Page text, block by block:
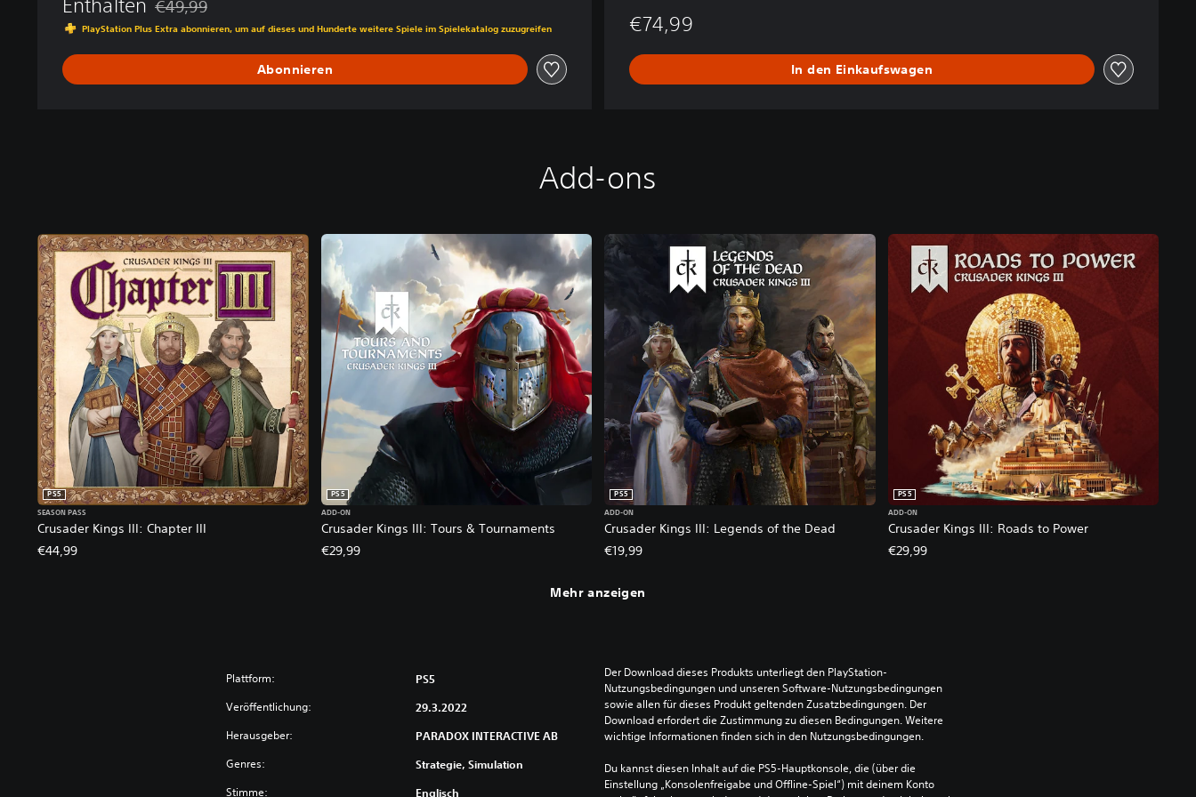
Enthalten Preisnachlass gegenüber dem Originalpreis von €49,99
€49,99
PlayStation Plus Extra abonnieren, um auf dieses und Hunderte weitere Spiele im Spielekatalog zuzugreifen
Abonnieren
€74,99
In den Einkaufswagen
Add-ons
Crusader Kings III: Chapter III
PS5
SEASON PASS
€44,99
Crusader Kings III: Tours & Tournaments
PS5
ADD-ON
€29,99
Crusader Kings III: Legends of the Dead
PS5
ADD-ON
€19,99
Crusader Kings III: Roads to Power
PS5
ADD-ON
€29,99
Mehr anzeigen
Plattform: PS5
Veröffentlichung: 29.3.2022
Herausgeber: PARADOX INTERACTIVE AB
Genres: Strategie, Simulation
Stimme: Englisch
Der Download dieses Produkts unterliegt den PlayStation-
Nutzungsbedingungen und unseren Software-Nutzungsbedingungen
sowie allen für dieses Produkt geltenden Zusatzbedingungen. Der
Download erfordert die Zustimmung zu diesen Bedingungen. Weitere
wichtige Informationen finden sich in den Nutzungsbedingungen.
Du kannst diesen Inhalt auf die PS5-Hauptkonsole, die (über die
Einstellung „Konsolenfreigabe und Offline-Spiel“) mit deinem Konto